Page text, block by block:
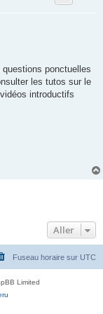
ponctuelles
les tutos sur le
introductifs
Aller
Fuseau horaire sur UTC
Limited